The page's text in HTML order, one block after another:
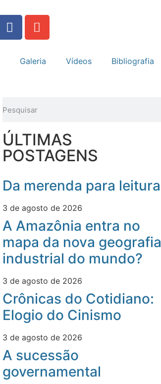
Galeria Vídeos Bibliografia
ÚLTIMAS
POSTAGENS
Da merenda para leitura
3 de agosto de 2026
A Amazônia entra no
mapa da nova geografia
industrial do mundo?
3 de agosto de 2026
Crônicas do Cotidiano:
Elogio do Cinismo
3 de agosto de 2026
A sucessão
governamental